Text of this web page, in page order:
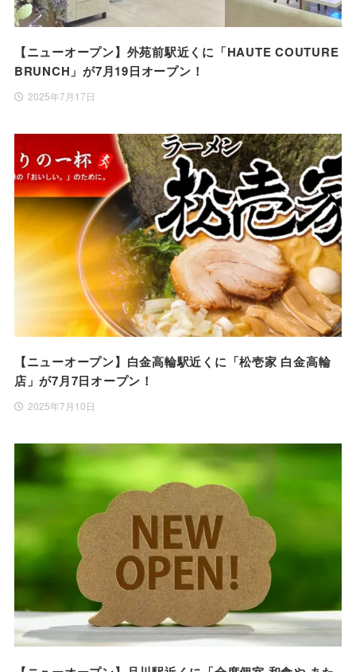
【ニューオープン】外苑前駅近くに「HAUTE COUTURE
BRUNCH」が7月19日オープン！
2025年7月17日
【ニューオープン】白金高輪駅近くに「松壱家 白金高輪
店」が7月7日オープン！
2025年7月10日